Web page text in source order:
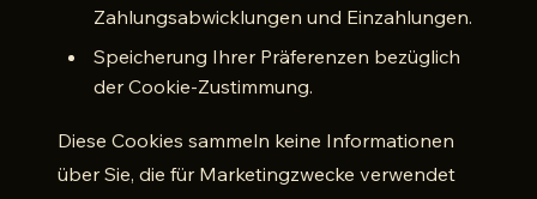
Zahlungsabwicklungen und Einzahlungen.
Speicherung Ihrer Präferenzen bezüglich
der Cookie-Zustimmung.
Diese Cookies sammeln keine Informationen
über Sie, die für Marketingzwecke verwendet